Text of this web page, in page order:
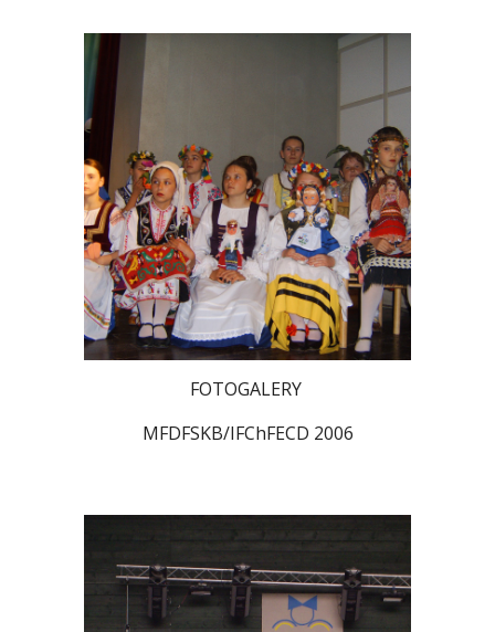
FOTOGALERY
MFDFSKB/IFChFECD 2006